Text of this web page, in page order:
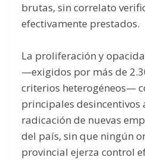
brutas, sin correlato
efectivamente prestados.
La proliferación y
—exigidos por más de
criterios heterogéneos—
principales desincentivos
radicación de nuevas
del país, sin que ningún
provincial ejerza control